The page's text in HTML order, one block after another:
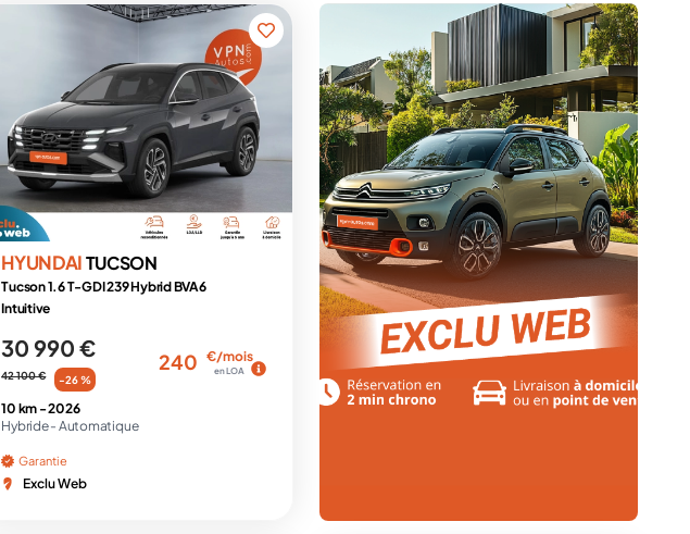
HYUNDAITUCSON
Tucson 1.6 T-GDI 239 Hybrid BVA6
Intuitive
30 990 €
42 100 € -26 %
240 €/mois
en LOA
10 km -2026
Hybride - Automatique
Garantie
Exclu Web